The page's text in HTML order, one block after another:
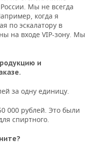
Мы не всегда
когда я
по эскалатору в
на входе VIP-зону Мы
и
за одну единицу.
000 рублей. Это были
спиртного.